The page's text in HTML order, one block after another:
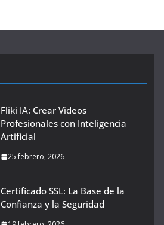
Fliki IA: Crear Videos
Profesionales con Inteligencia
Artificial
25 febrero, 2026
Certificado SSL: La Base de la
Confianza y la Seguridad